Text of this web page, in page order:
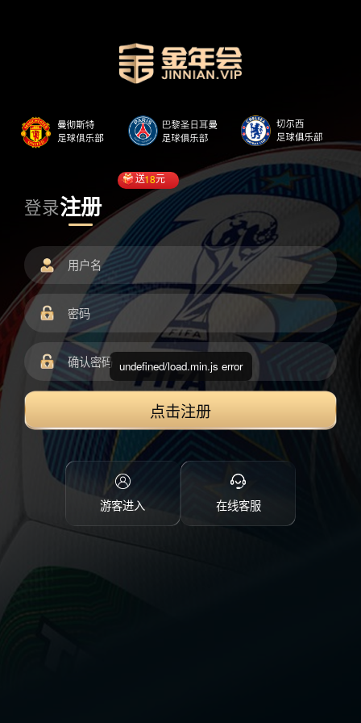
登录注册
送18元
点击注册
游客进入 在线客服
undefined/load.min.js error